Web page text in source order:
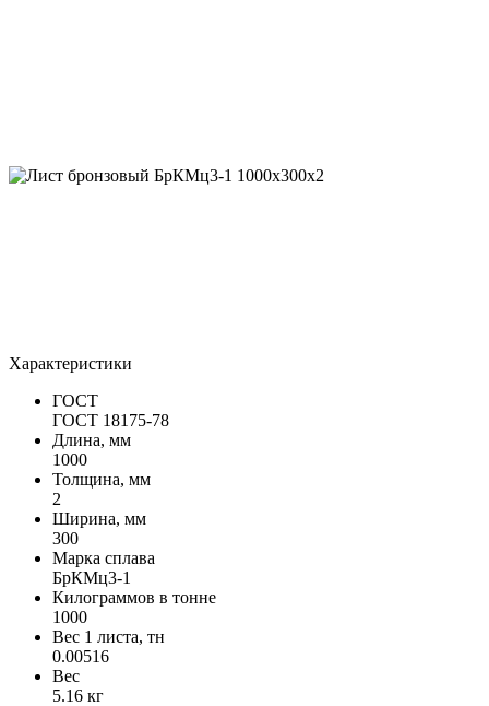
Характеристики
ГОСТ
ГОСТ 18175-78
Длина, мм
1000
Толщина, мм
2
Ширина, мм
300
Марка сплава
БрКМц3-1
Килограммов в тонне
1000
Вес 1 листа, тн
0.00516
Вес
5.16 кг